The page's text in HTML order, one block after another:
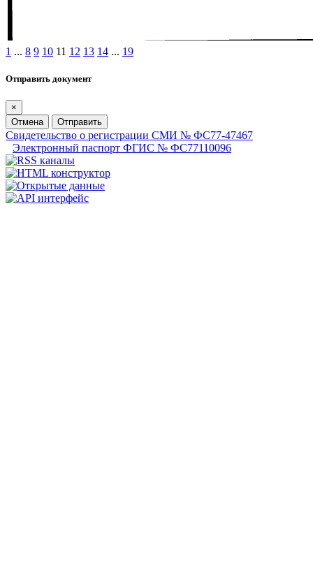
1 ... 8 9 10 11 12 13 14 ... 19
Отправить документ
×
Отмена
Отправить
Свидетельство о регистрации СМИ № ФС77-47467
Электронный паспорт ФГИС № ФС77110096